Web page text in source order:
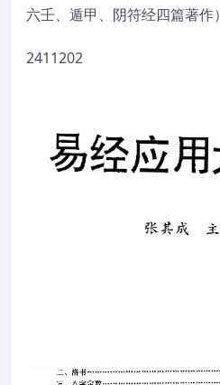
六壬、遁甲、阴符经四篇著作）
2411202